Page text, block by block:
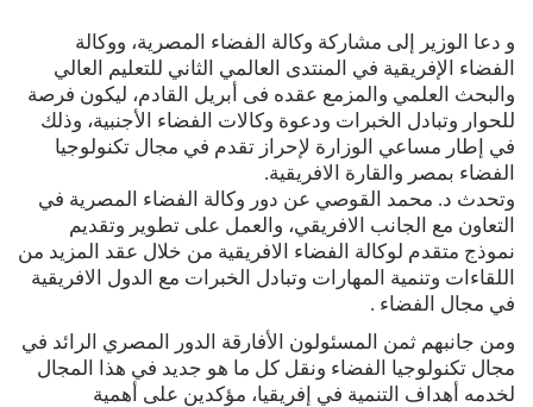
و دعا الوزير إلى مشاركة وكالة الفضاء المصرية، ووكالة
الفضاء الإفريقية في المنتدى العالمي الثاني للتعليم العالي
والبحث العلمي والمزمع عقده فى أبريل القادم، ليكون فرصة
للحوار وتبادل الخبرات ودعوة وكالات الفضاء الأجنبية، وذلك
في إطار مساعي الوزارة لإحراز تقدم في مجال تكنولوجيا
الفضاء بمصر والقارة الافريقية.
وتحدث د. محمد القوصي عن دور وكالة الفضاء المصرية في
التعاون مع الجانب الافريقي، والعمل على تطوير وتقديم
نموذج متقدم لوكالة الفضاء الافريقية من خلال عقد المزيد من
اللقاءات وتنمية المهارات وتبادل الخبرات مع الدول الافريقية
في مجال الفضاء .
ومن جانبهم ثمن المسئولون الأفارقة الدور المصري الرائد في
مجال تكنولوجيا الفضاء ونقل كل ما هو جديد في هذا المجال
لخدمه أهداف التنمية في إفريقيا، مؤكدين على أهمية